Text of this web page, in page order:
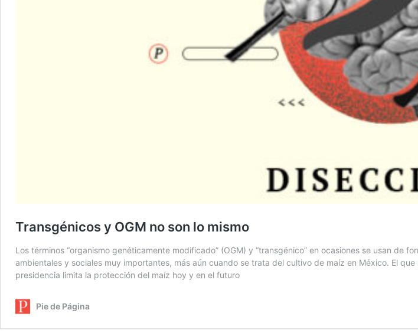
Transgénicos y OGM no son lo mismo
Los términos “organismo genéticamente modificado” (OGM) y “transgénico” en ocasiones se usan
ambientales y sociales muy importantes, más aún cuando se trata del cultivo de maíz en México. El
presidencia limita la protección del maíz hoy y en el futuro
Pie de Página